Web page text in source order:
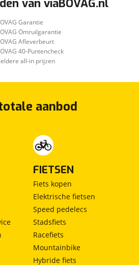
IN, TEVENS OOK
UW MOTORFIETS
CONTACT MET ONS
AAN TE BIEDEN
VAN UW MOTOR
AAN DE DEUR
van viaBOVAG.nl
Garantie
Omruilgarantie
Afleverbeurt
40-Puntencheck
all-in prijzen
aanbod
FIETSEN
Fiets kopen
Elektrische fietsen
Speed pedelecs
Stadsfiets
Racefiets
Mountainbike
Hybride fiets